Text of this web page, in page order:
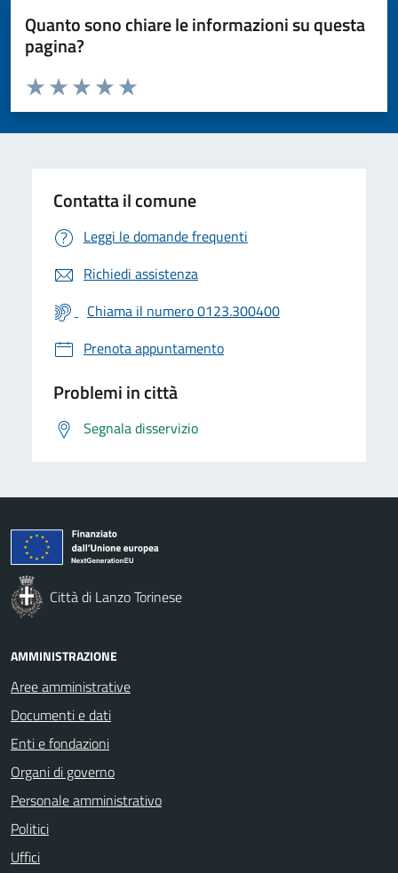
Quanto sono chiare le informazioni su questa
pagina?
Valuta da 1 a 5 stelle la pagina
Valuta 5 stelle su 5
Valuta 4 stelle su 5
Valuta 3 stelle su 5
Valuta 2 stelle su 5
Valuta 1 stelle su 5
Contatta il comune
Leggi le domande frequenti
Richiedi assistenza
Chiama il numero 0123.300400
Prenota appuntamento
Problemi in città
Segnala disservizio
Città di Lanzo Torinese
AMMINISTRAZIONE
Aree amministrative
Documenti e dati
Enti e fondazioni
Organi di governo
Personale amministrativo
Politici
Uffici